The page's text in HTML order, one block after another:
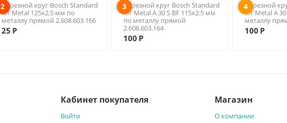
2Отрезной круг Bosch Standard
for Metal 125х2,5 мм по
металлу прямой 2.608.603.166
25 Р
3
Отрезной круг Bosch Standard
for Metal A 30 S BF 115х2.5 мм
по металлу прямой
2.608.603.164
100 Р
4Отрезной
for Metal A
металлу
100 Р
Кабинет покупателя
Войти
Магазин
О компании